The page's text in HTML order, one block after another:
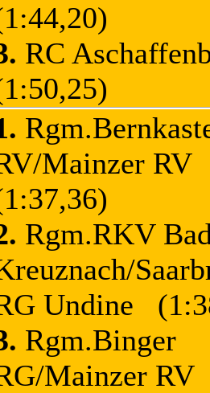
RC
Mainzer RV
Rgm.RKV
Undine
Rgm.Binger
Mainzer RV